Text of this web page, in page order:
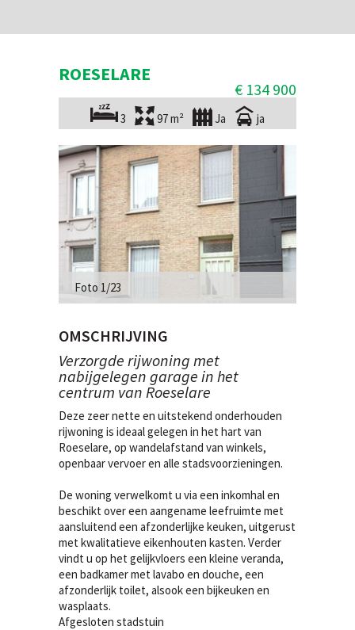
ROESELARE
€ 134 900
3 97 m² Ja ja
Foto 1/23
OMSCHRIJVING
Verzorgde rijwoning met
nabijgelegen garage in het
centrum van Roeselare
Deze zeer nette en uitstekend onderhouden
rijwoning is ideaal gelegen in het hart van
Roeselare, op wandelafstand van winkels,
openbaar vervoer en alle stadsvoorzieningen.
De woning verwelkomt u via een inkomhal en
beschikt over een aangename leefruimte met
aansluitend een afzonderlijke keuken, uitgerust
met kwalitatieve eikenhouten kasten. Verder
vindt u op het gelijkvloers een kleine veranda,
een badkamer met lavabo en douche, een
afzonderlijk toilet, alsook een bijkeuken en
wasplaats.
Afgesloten stadstuin